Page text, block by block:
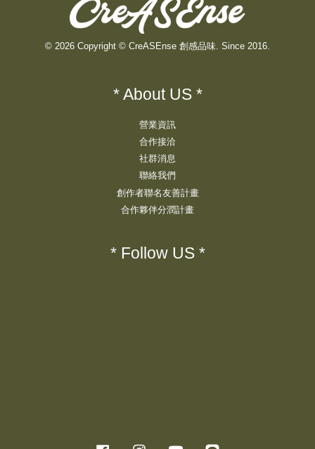
© 2026 Copyright © CreASEnse 創感品味. Since 2016.
* About US *
營業資訊
合作接洽
社群消息
聯絡我們
創作者聯名友善計畫
合作夥伴分潤計畫
* Follow US *